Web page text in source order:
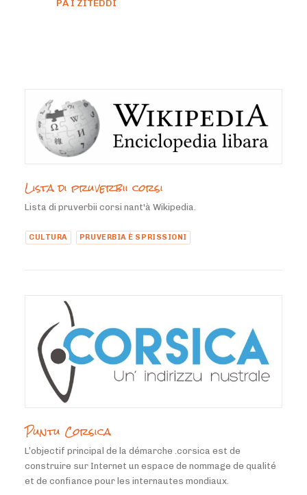
PÀ I ZITEDDI
Lista di pruverbii corsi
Lista di pruverbii corsi nant'à Wikipedia.
CULTURA PRUVERBIA È SPRISSIONI
Puntu Corsica
L’objectif principal de la démarche .corsica est de
construire sur Internet un espace de nommage de qualité
et de confiance pour les internautes mondiaux.